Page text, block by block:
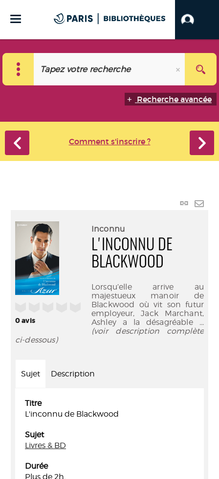
Recherche avancée
Comment s'inscrire ?
Lien
0avis
Inconnu
L'INCONNU DE
BLACKWOOD
Lorsqu’elle arrive au
majestueux manoir de
Blackwood où vit son futur
employeur, Jack Marchant,
Ashley a la désagréable ...
(voir description complète
ci-dessous)
Sujet Description
Titre
L'inconnu de Blackwood
Sujet
Livres & BD
Durée
Plus de 2h.